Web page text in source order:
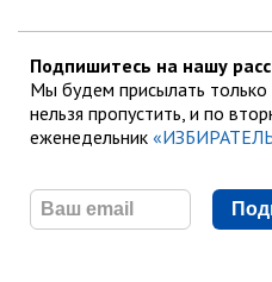
Подпишитесь на нашу
Мы будем присылать
нельзя пропустить, и по
еженедельник